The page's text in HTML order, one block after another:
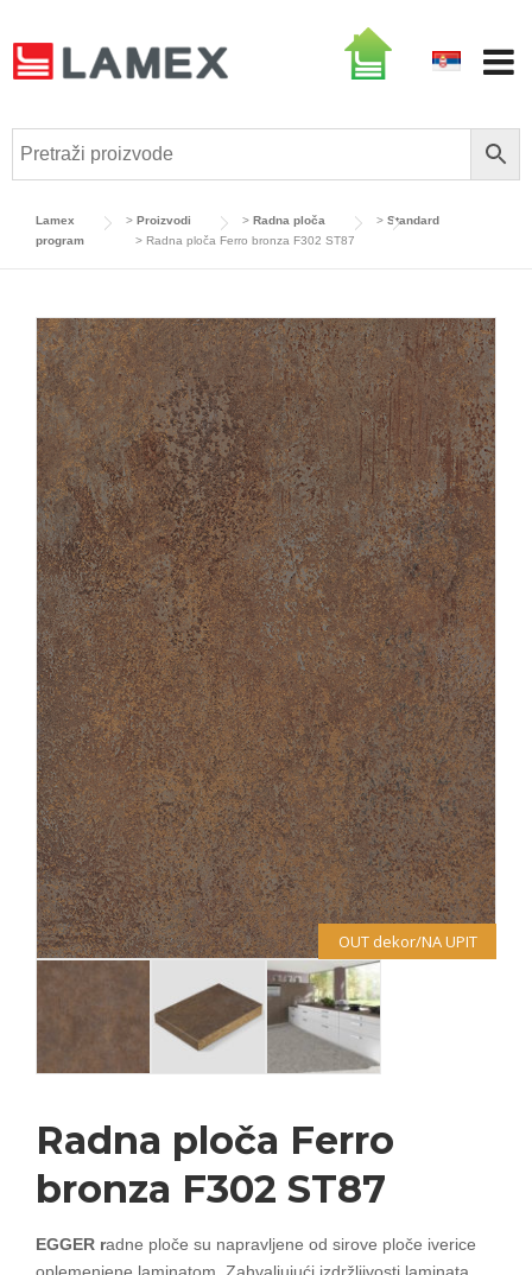
to
content
Lamex > Proizvodi > Radna ploča > Standard
program
> Radna ploča Ferro bronza F302 ST87
OUT dekor/NA UPIT
Radna ploča Ferro
bronza F302 ST87
EGGER radne ploče su napravljene od sirove ploče iverice